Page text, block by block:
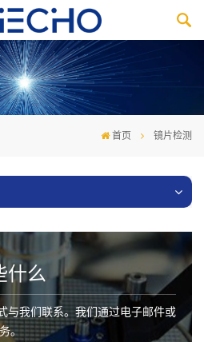
首页 镜片检测
什么
与我们联系。我们通过电子邮件或
。